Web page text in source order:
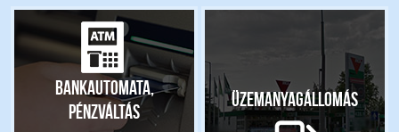
Bankautomata,
pénzváltás
Üzemanyagállomás